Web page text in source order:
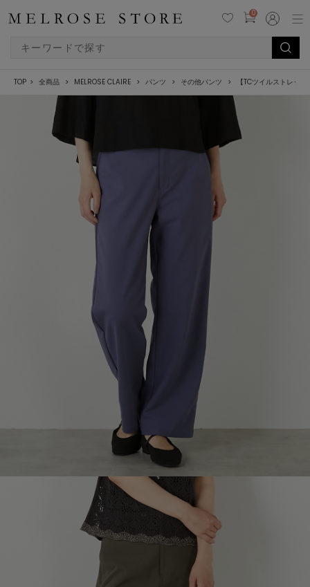
0
TOP 全商品 MELROSE CLAIRE パンツ その他パンツ 【TCツイルストレッ